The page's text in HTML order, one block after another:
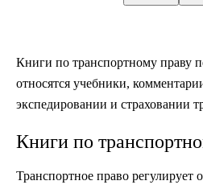
Книги по транспортному праву
относятся учебники,
экспедировании и страховании
Книги по
Транспортное право